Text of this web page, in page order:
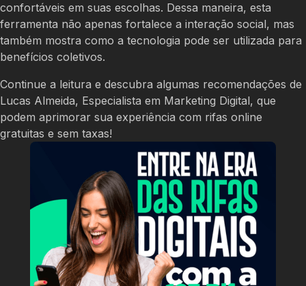
confortáveis em suas escolhas. Dessa maneira, esta
ferramenta não apenas fortalece a interação social, mas
também mostra como a tecnologia pode ser utilizada para
benefícios coletivos.
Continue a leitura e descubra algumas recomendações de
Lucas Almeida, Especialista em Marketing Digital, que
podem aprimorar sua experiência com rifas online
gratuitas e sem taxas!